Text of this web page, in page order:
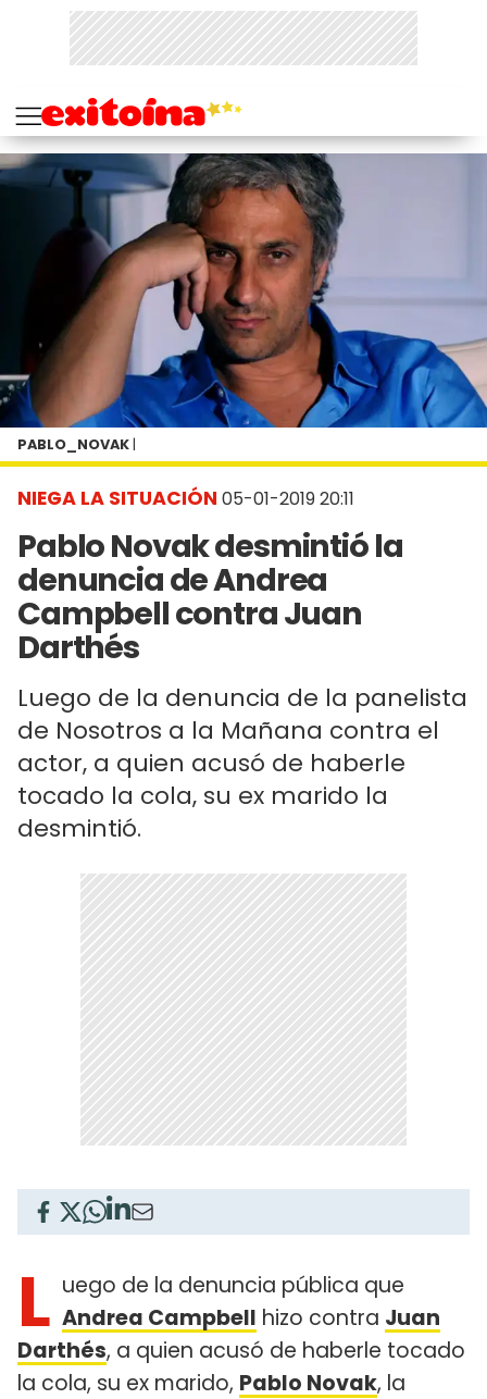
NIEGA LA SITUACIÓN 05-01-2019 20:11
Pablo Novak desmintió la
denuncia de Andrea
Campbell contra Juan
Darthés
Luego de la denuncia de la panelista
de Nosotros a la Mañana contra el
actor, a quien acusó de haberle
tocado la cola, su ex marido la
desmintió.
PABLO_NOVAK |
L uego de la denuncia pública que
Andrea Campbell hizo contra Juan
Darthés, a quien acusó de haberle tocado
la cola, su ex marido, Pablo Novak, la